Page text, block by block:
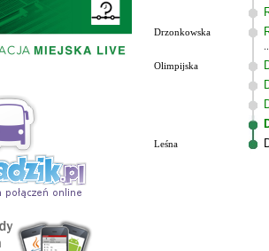
Drzonkowska
Olimpijska
Leśna